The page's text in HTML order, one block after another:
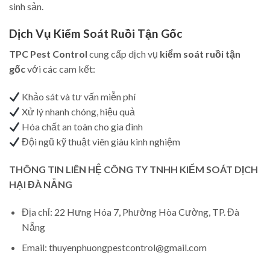
sinh sản.
Dịch Vụ Kiểm Soát Ruồi Tận Gốc
TPC Pest Control cung cấp dịch vụ kiểm soát ruồi tận
gốcvới các cam kết:
Khảo sát và tư vấn miễn phí
Xử lý nhanh chóng, hiệu quả
Hóa chất an toàn cho gia đình
Đội ngũ kỹ thuật viên giàu kinh nghiệm
THÔNG TIN LIÊN HỆ CÔNG TY TNHH KIỂM SOÁT DỊCH
HẠI ĐÀ NẴNG
Địa chỉ: 22 Hưng Hóa 7, Phường Hòa Cường, TP. Đà
Nẵng
Email: thuyenphuongpestcontrol@gmail.com